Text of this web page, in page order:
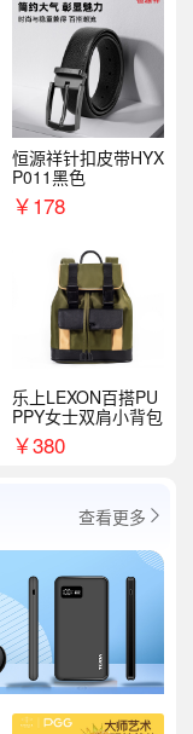
恒源祥针扣皮带HYX
P011黑色
￥178
乐上LEXON百搭PU
PPY女士双肩小背包
￥380
查看更多 